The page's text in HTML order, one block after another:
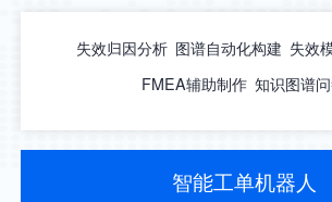
失效归因分析 图谱自动化构建 失效
FMEA辅助制作 知识图谱
智能工单机器人